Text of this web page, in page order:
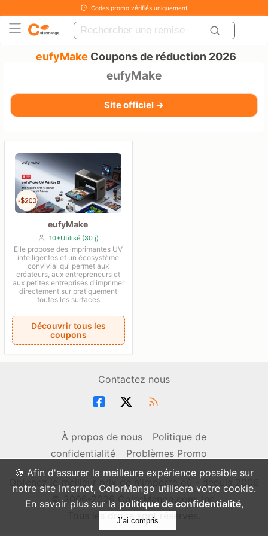
🍪 Afin d'assurer la meilleure expérience possible sur
notre site Internet, ColorMango utilisera votre cookie.
En savoir plus sur la politique de confidentialité,
J’ai compris
Codes promo vérifiés uniquement
eufyMake Coupons de réduction 2026
eufyMake
Site officiel →
eufyMake
10+Utilisé (30 j)
Elle propose des imprimantes UV
intelligentes et un écosystème
convivial qui permet aux
créateurs, aux entrepreneurs et
aux petites entreprises d'imprimer
directement sur pratiquement
toutes les surfaces
Découvrir tous les
coupons
Contactez nous
À propos de nous
Politique de
confidentialité
Problèmes Promo
Obtenez le meilleur prix de n'importe où - depuis 2006
© 2006-2026 ColorMango.com, Inc.
Tous les droits sont réservés.